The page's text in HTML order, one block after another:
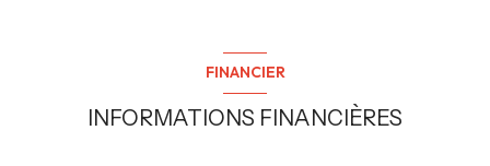
FINANCIER
INFORMATIONS FINANCIÈRES